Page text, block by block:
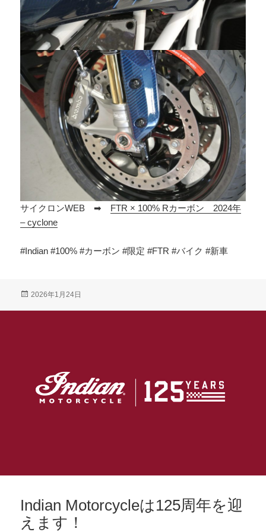
サイクロンWEB ➡ FTR × 100% Rカーボン 2024年
– cyclone
#Indian #100% #カーボン #限定 #FTR #バイク #新車
投
2026年1月24日
Indian Motorcycleは125周年を迎
えます！